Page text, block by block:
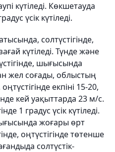
күтіледі. Көкшетауда
үсік күтіледі.
солтүстігінде,
күтіледі. Түнде және
шығысында
жел соғады, облыстың
екпіні 15-20,
кей уақыттарда 23 м/с.
1 градус үсік күтіледі.
жоғары өрт
оңтүстігінде төтенше
солтүстік-